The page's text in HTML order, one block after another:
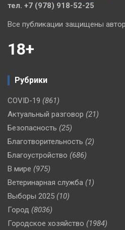
тел. +7 (978) 918-52-25
Все публикации защищены
18+
Рубрики
COVID-19 (861)
Актуальный разговор (21)
Безопасность (25)
Благотворительность (2)
Благоустройство (686)
В мире (975)
Ветеринарная служба (1)
Выборы 2025 (10)
Город (8036)
Городское хозяйство (1984)